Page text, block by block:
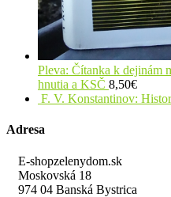
Pleva: Čítanka k dejinám
hnutia a KSČ 8,50€
F. V. Konstantinov:
Adresa
E-shopzelenydom.sk
Moskovská 18
974 04 Banská Bystrica